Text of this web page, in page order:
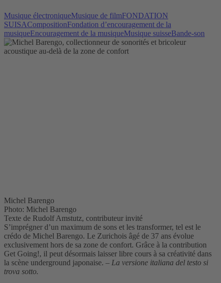
Musique électroniqueMusique de filmFONDATION
SUISACompositionFondation d’encouragement de la
musiqueEncouragement de la musiqueMusique suisseBande-son
Michel Barengo
Photo: Michel Barengo
Texte de Rudolf Amstutz, contributeur invité
S’imprégner d’un maximum de sons et les transformer, tel est le
crédo de Michel Barengo. Le Zurichois âgé de 37 ans évolue
exclusivement hors de sa zone de confort. Grâce à la contribution
Get Going!, il peut désormais laisser libre cours à sa créativité dans
la scène underground japonaise. – La versione italiana del testo si
trova sotto.